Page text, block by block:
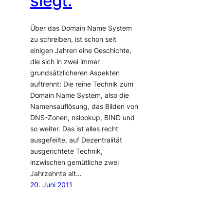
Über das Domain Name System
zu schreiben, ist schon seit
einigen Jahren eine Geschichte,
die sich in zwei immer
grundsätzlicheren Aspekten
auftrennt: Die reine Technik zum
Domain Name System, also die
Namensauflösung, das Bilden von
DNS-Zonen, nslookup, BIND und
so weiter. Das ist alles recht
ausgefeilte, auf Dezentralität
ausgerichtete Technik,
inzwischen gemütliche zwei
Jahrzehnte alt…
20. Juni 2011